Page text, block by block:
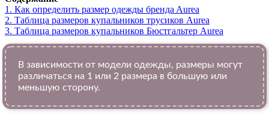
1. Как определить размер одежды брендa Aurea
2. Таблица размеров купальников трусиков Aurea
3. Таблица размеров купальников Бюстгальтер Aurea
В зависимости от модели одежды, размеры могут
различаться на 1 или 2 размера в большую или
меньшую сторону.